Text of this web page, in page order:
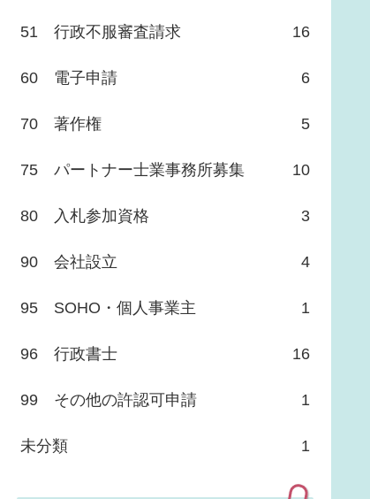
51 行政不服審査請求 16
60 電子申請 6
70 著作権 5
75 パートナー士業事務所募集 10
80 入札参加資格 3
90 会社設立 4
95 SOHO・個人事業主 1
96 行政書士 16
99 その他の許認可申請 1
未分類 1